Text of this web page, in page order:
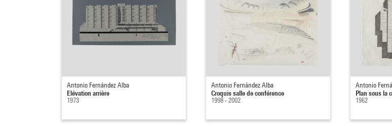
Antonio Fernández Alba
Elévation arrière
1973
Antonio Fernández Alba
Croquis salle de conférence
1998 - 2002
Antonio
Plan sous la
1962